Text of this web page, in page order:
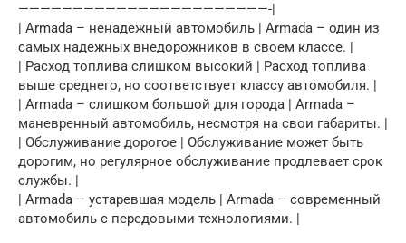
———————————————————————-|
| Armada – ненадежный автомобиль | Armada – один из
самых надежных внедорожников в своем классе. |
| Расход топлива слишком высокий | Расход топлива
выше среднего, но соответствует классу автомобиля. |
| Armada – слишком большой для города | Armada –
маневренный автомобиль, несмотря на свои габариты. |
| Обслуживание дорогое | Обслуживание может быть
дорогим, но регулярное обслуживание продлевает срок
службы. |
| Armada – устаревшая модель | Armada – современный
автомобиль с передовыми технологиями. |